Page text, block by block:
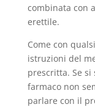
combinata con
erettile.
Come con
istruzioni del
prescritta. Se
farmaco non
parlare con il